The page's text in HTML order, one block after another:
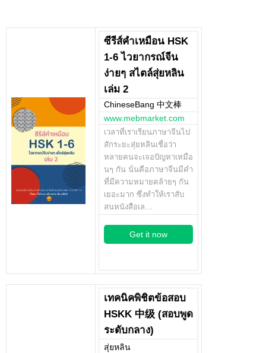
ซีรีส์คำเหมือน HSK
1-6 ไวยากรณ์จีน
ง่ายๆ สไตล์สุ่ยหลิน
เล่ม 2
ChineseBang 中文棒
www.mebmarket.com
เวลาที่เราเรียนภาษาจีนไป
สักระยะสุ่ยหลินเชื่อว่า
หลายคนจะเจอปัญหาเหมือ
นๆ กัน นั่นคือภาษาจีนมีคำ
ที่มีความหมายคล้ายๆ กัน
เยอะมาก ซึ่งทำให้เราสับ
สนหนังสือเล…
Get it now
เทคนิคพิชิตข้อสอบ
HSKK 中级 (สอบพูด
ระดับกลาง)
สุ่ยหลิน